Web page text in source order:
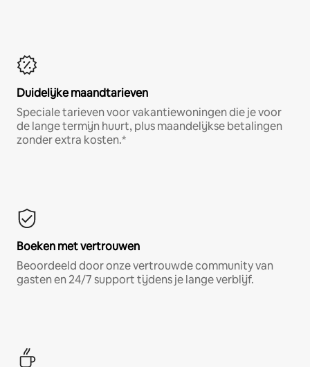
Duidelijke maandtarieven
Speciale tarieven voor vakantiewoningen die je voor
de lange termijn huurt, plus maandelijkse betalingen
zonder extra kosten.*
Boeken met vertrouwen
Beoordeeld door onze vertrouwde community van
gasten en 24/7 support tijdens je lange verblijf.